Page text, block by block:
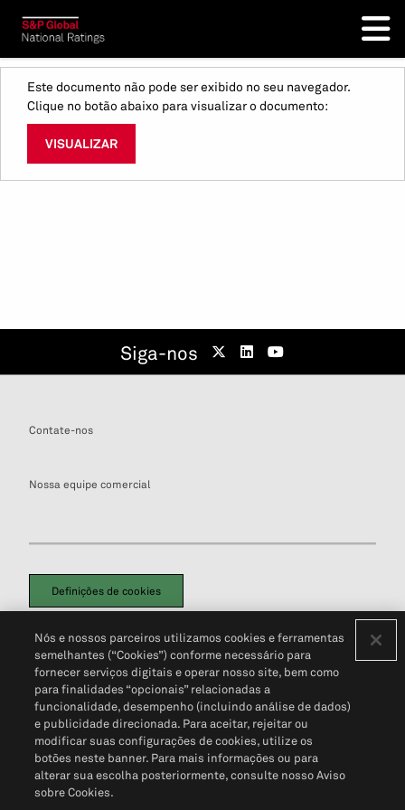
Este documento não pode ser exibido no seu navegador.
Clique no botão abaixo para visualizar o documento:
VISUALIZAR
Siga-nos
Contate-nos
Nossa equipe comercial
Definições de cookies
Política de PrivacidadePortal de privacidade do cliente (em inglês)
Não Venda Minhas Informações Pessoais© 2026 S&P Global
Nós e nossos parceiros utilizamos cookies e ferramentas
semelhantes (“Cookies”) conforme necessário para
fornecer serviços digitais e operar nosso site, bem como
para finalidades “opcionais” relacionadas a
funcionalidade, desempenho (incluindo análise de dados)
e publicidade direcionada. Para aceitar, rejeitar ou
modificar suas configurações de cookies, utilize os
botões neste banner. Para mais informações ou para
alterar sua escolha posteriormente, consulte nosso Aviso
sobre Cookies.